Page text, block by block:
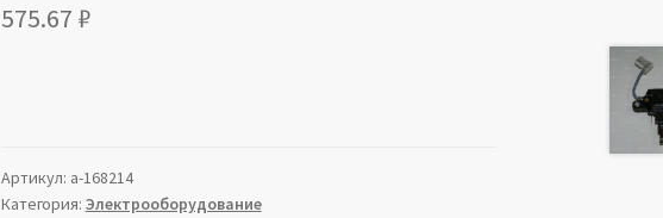
575.67 ₽
Артикул: a-168214
Категория: Электрооборудование